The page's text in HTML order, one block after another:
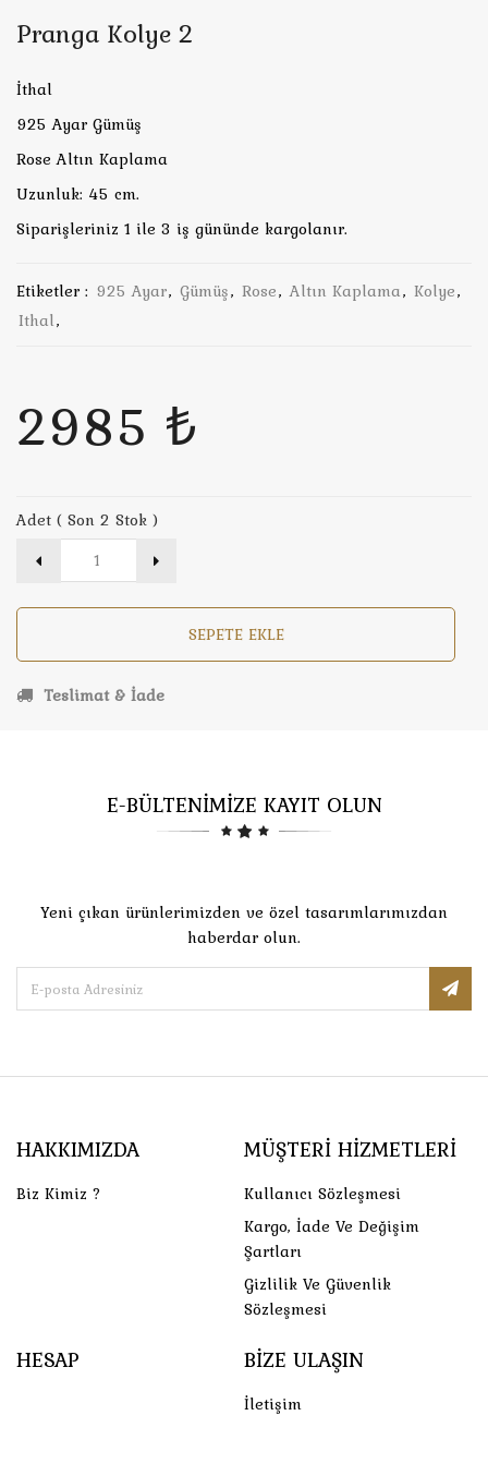
Pranga Kolye 2
İthal
925 Ayar Gümüş
Rose Altın Kaplama
Uzunluk: 45 cm.
Siparişleriniz 1 ile 3 iş gününde kargolanır.
Etiketler : 925 Ayar, Gümüş, Rose, Altın Kaplama, Kolye,
Ithal,
2985 ₺
Adet ( Son 2 Stok )
SEPETE EKLE
Teslimat & İade
E-BÜLTENİMİZE KAYIT OLUN
Yeni çıkan ürünlerimizden ve özel tasarımlarımızdan
haberdar olun.
HAKKIMIZDA
Biz Kimiz ?
MÜŞTERI HIZMETLERI
Kullanıcı Sözleşmesi
Kargo, İade Ve Değişim
Şartları
Gizlilik Ve Güvenlik
Sözleşmesi
HESAP BIZE ULAŞIN
İletişim